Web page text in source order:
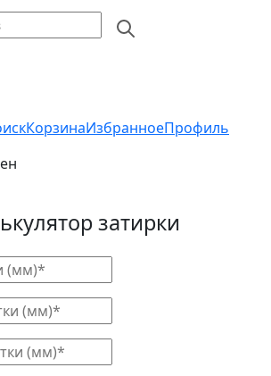
КорзинаИзбранноеПрофиль
затирки